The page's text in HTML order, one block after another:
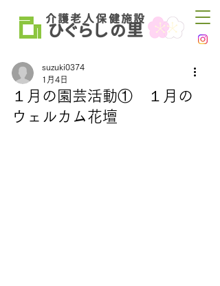
介 護 老 人 保 健 施 設
ひぐらしの里
１月の園芸活動① １月の
ウェルカム花壇
suzuki0374
1月4日